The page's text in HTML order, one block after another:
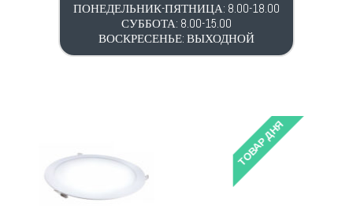
ПОНЕДЕЛЬНИК-ПЯТНИЦА: 8.00-18.00
СУББОТА: 8.00-15.00
ВОСКРЕСЕНЬЕ: ВЫХОДНОЙ
ТОВАР ДНЯ